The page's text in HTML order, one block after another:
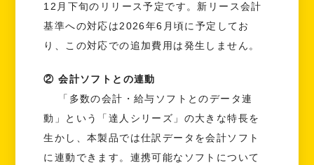
12月下旬のリリース予定です。新リース会計
基準への対応は2026年6月頃に予定してお
り、この対応での追加費用は発生しません。
② 会計ソフトとの連動
「多数の会計・給与ソフトとのデータ連
動」という「達人シリーズ」の大きな特長を
生かし、本製品では仕訳データを会計ソフト
に連動できます。連携可能なソフトについて